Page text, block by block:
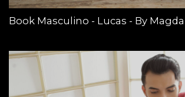
Book Masculino - Lucas - By